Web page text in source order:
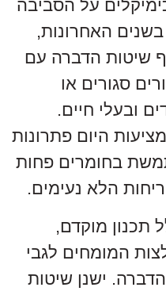
על הסביבה
האחרונות,
שיטות הדברה עם
סגורים או
ובעלי חיים.
היום פתרונות
בחומרים פחות
הלא נעימים.
תכנון מוקדם,
המומחים לגבי
ישנן שיטות